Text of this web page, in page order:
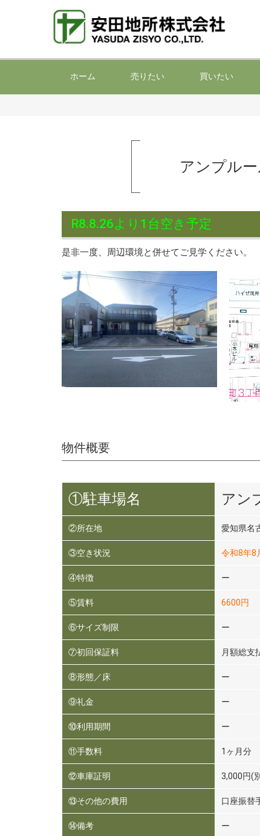
ホーム 売りたい 買いたい
アンプル
R8.8.26より1台空き予定
是非一度、周辺環境と併せてご見学ください。
物件概要
①駐車場名 アン
②所在地 愛知県名
③空き状況 令和8年8
④特徴 ー
⑤賃料 6600円
⑥サイズ制限 ー
⑦初回保証料 月額総支
⑧形態／床 ー
⑨礼金 ー
⑩利用期間 ー
⑪手数料 1ヶ月分
⑫車庫証明 3,000円(
⑬その他の費用 口座振替
⑭備考 ー